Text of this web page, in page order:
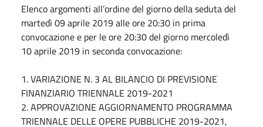
Elenco argomenti all’ordine del giorno della seduta del
martedì 09 aprile 2019 alle ore 20:30 in prima
convocazione e per le ore 20:30 del giorno mercoledì
10 aprile 2019 in seconda convocazione:
1. VARIAZIONE N. 3 AL BILANCIO DI PREVISIONE
FINANZIARIO TRIENNALE 2019-2021
2. APPROVAZIONE AGGIORNAMENTO PROGRAMMA
TRIENNALE DELLE OPERE PUBBLICHE 2019-2021,